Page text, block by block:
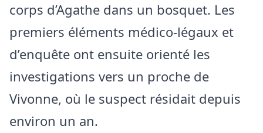
corps d’Agathe dans un bosquet. Les
premiers éléments médico-légaux et
d’enquête ont ensuite orienté les
investigations vers un proche de
Vivonne, où le suspect résidait depuis
environ un an.